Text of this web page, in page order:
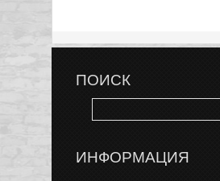
ПОИСК
ИНФОРМАЦИЯ